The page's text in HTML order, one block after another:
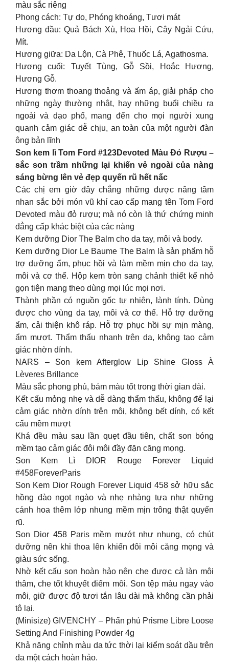
màu sắc riêng
Phong cách: Tự do, Phóng khoáng, Tươi mát
Hương đầu: Quả Bách Xù, Hoa Hồi, Cây Ngải Cứu,
Mít.
Hương giữa: Da Lộn, Cà Phê, Thuốc Lá, Agathosma.
Hương cuối: Tuyết Tùng, Gỗ Sồi, Hoắc Hương,
Hương Gỗ.
Hương thơm thoang thoảng và ấm áp, giải pháp cho
những ngày thường nhật, hay những buổi chiều ra
ngoài và dạo phố, mang đến cho mọi người xung
quanh cảm giác dễ chịu, an toàn của một người đàn
ông bản lĩnh
Son kem lì Tom Ford #123Devoted Màu Đỏ Rượu –
sắc son trầm những lại khiến vẻ ngoài của nàng
sáng bừng lên vẻ đẹp quyến rũ hết nấc
Các chị em giờ đây chẳng những được nâng tầm
nhan sắc bởi món vũ khí cao cấp mang tên Tom Ford
Devoted màu đỏ rượu; mà nó còn là thứ chứng minh
đẳng cấp khác biệt của các nàng
Kem dưỡng Dior The Balm cho da tay, môi và body.
Kem dưỡng Dior Le Baume The Balm là sản phẩm hỗ
trợ dưỡng ẩm, phục hồi và làm mềm mịn cho da tay,
môi và cơ thể. Hộp kem tròn sang chảnh thiết kế nhỏ
gọn tiện mang theo dùng mọi lúc mọi nơi.
Thành phần có nguồn gốc tự nhiên, lành tính. Dùng
được cho vùng da tay, môi và cơ thể. Hỗ trợ dưỡng
ẩm, cải thiện khô ráp. Hỗ trợ phục hồi sự mịn màng,
ẩm mượt. Thẩm thấu nhanh trên da, không tạo cảm
giác nhờn dính.
NARS – Son kem Afterglow Lip Shine Gloss À
Lèveres Brillance
Màu sắc phong phú, bám màu tốt trong thời gian dài.
Kết cấu mỏng nhẹ và dễ dàng thẩm thấu, không để lại
cảm giác nhờn dính trên môi, không bết dính, có kết
cấu mềm mượt
Khá đều màu sau lần quẹt đầu tiên, chất son bóng
mềm tạo cảm giác đôi môi đầy đặn căng mọng.
Son Kem Lì DIOR Rouge Forever Liquid
#458ForeverParis
Son Kem Dior Rough Forever Liquid 458 sở hữu sắc
hồng đào ngọt ngào và nhẹ nhàng tựa như những
cánh hoa thêm lớp nhung mềm mịn trông thật quyến
rũ.
Son Dior 458 Paris mềm mướt như nhung, có chút
dưỡng nên khi thoa lên khiến đôi môi căng mọng và
giàu sức sống.
Nhờ kết cấu son hoàn hảo nên che được cả làn môi
thâm, che tốt khuyết điểm môi. Son tệp màu ngay vào
môi, giữ được độ tươi tắn lâu dài mà không cần phải
tô lại.
(Minisize) GIVENCHY – Phấn phủ Prisme Libre Loose
Setting And Finishing Powder 4g
Khả năng chỉnh màu da tức thời lại kiểm soát dầu trên
da một cách hoàn hảo.